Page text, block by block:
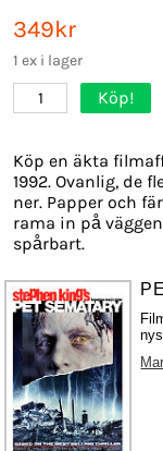
349kr
1 ex i lager
1 Köp!
Köp en äkta
1992. Ovanlig, de
ner. Papper och
rama in på
spårbart.